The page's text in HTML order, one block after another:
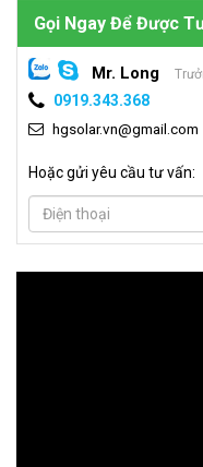
Gọi Ngay Để Được
Mr. Long
0919.343.368
hgsolar.vn@gmail.com
Hoặc gửi yêu cầu tư vấn: